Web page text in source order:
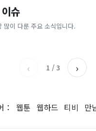
슈
많이 다룬 주요 소식입니다.
원으로 '시
왜?매일경제
내린다...내
졌다...국
‹ 1 / 3 ›
： 웹툰 웹하드 티비 만